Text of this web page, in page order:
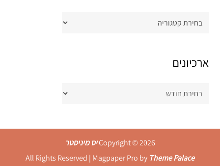
ארכיונים
Copyright © 2026יס מיניסטר
All Rights Reserved | Magpaper Pro by Theme Palace